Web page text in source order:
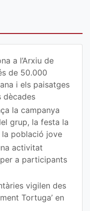
a l’Arxiu de
de 50.000
i els paisatges
dècades
la campanya
grup, la festa la
població jove
activitat
a participants
vigilen des
Tortuga’ en